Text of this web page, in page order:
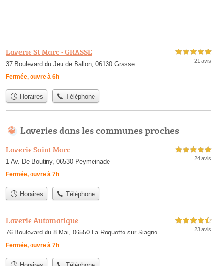
Laverie St Marc - GRASSE
37 Boulevard du Jeu de Ballon, 06130 Grasse
Fermée, ouvre à 6h
5,0 étoiles sur 5
21 avis
Horaires Téléphone
Laveries dans les communes proches
Laverie Saint Marc
1 Av. De Boutiny, 06530 Peymeinade
Fermée, ouvre à 7h
5,0 étoiles sur 5
24 avis
Horaires Téléphone
Laverie Automatique
76 Boulevard du 8 Mai, 06550 La Roquette-sur-Siagne
Fermée, ouvre à 7h
4,5 étoiles sur 5
23 avis